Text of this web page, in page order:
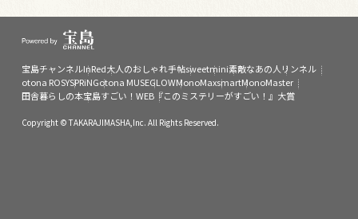
宝島チャンネルInRed大人のおしゃれ手帖sweetmini素敵なあの人 リンネル
otona ROSYSPRiNGotona MUSEGLOWMonoMaxsmartMonoMaster
田舎暮らしの本宝島すごい！WEB『このミステリーがすごい！』大賞
Copyright © TAKARAJIMASHA,Inc. All Rights Reserved.